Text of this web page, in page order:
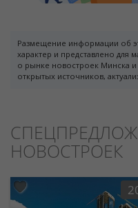
Размещение информации об
характер и представлено
о рынке новостроек Минска и
открытых источников,
НОВОСТРОЕК